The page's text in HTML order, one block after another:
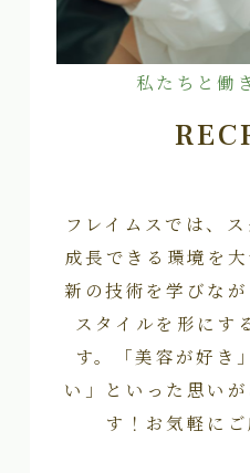
私たちと働
フレイムスでは、
成長できる環境を
新の技術を学びな
スタイルを形にす
す。「美容が好き
い」といった思い
す！お気軽に